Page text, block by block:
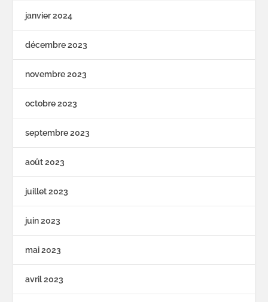
janvier 2024
décembre 2023
novembre 2023
octobre 2023
septembre 2023
août 2023
juillet 2023
juin 2023
mai 2023
avril 2023